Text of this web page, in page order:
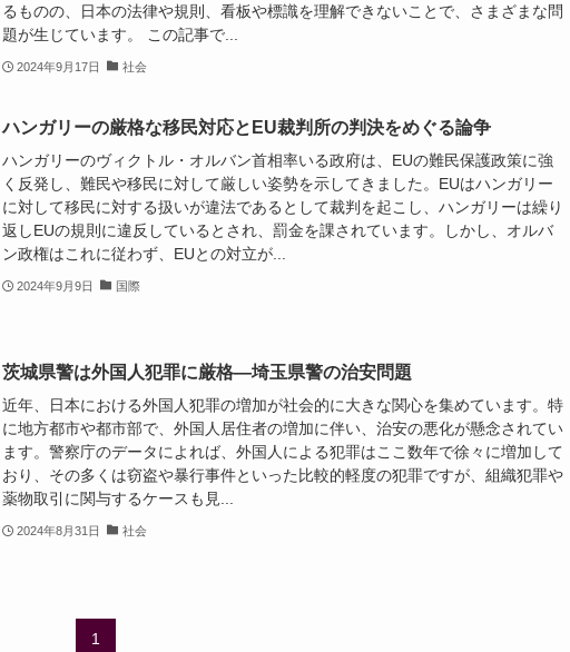
るものの、日本の法律や規則、看板や標識を理解できないことで、さまざまな問
題が生じています。 この記事で...
2024年9月17日 社会
ハンガリーの厳格な移民対応とEU裁判所の判決をめぐる論争
ハンガリーのヴィクトル・オルバン首相率いる政府は、EUの難民保護政策に強
く反発し、難民や移民に対して厳しい姿勢を示してきました。EUはハンガリー
に対して移民に対する扱いが違法であるとして裁判を起こし、ハンガリーは繰り
返しEUの規則に違反しているとされ、罰金を課されています。しかし、オルバ
ン政権はこれに従わず、EUとの対立が...
2024年9月9日 国際
茨城県警は外国人犯罪に厳格—埼玉県警の治安問題
近年、日本における外国人犯罪の増加が社会的に大きな関心を集めています。特
に地方都市や都市部で、外国人居住者の増加に伴い、治安の悪化が懸念されてい
ます。警察庁のデータによれば、外国人による犯罪はここ数年で徐々に増加して
おり、その多くは窃盗や暴行事件といった比較的軽度の犯罪ですが、組織犯罪や
薬物取引に関与するケースも見...
2024年8月31日 社会
1